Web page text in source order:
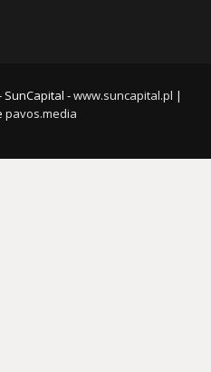
SunCapital -www.suncapital.pl |
pavos.media